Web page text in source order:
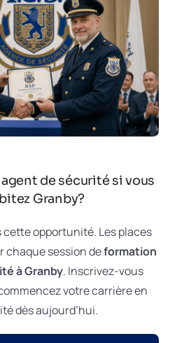
de sécurité si vous
Granby?
cette opportunité. Les places
chaque session deformation
à Granby. Inscrivez-vous
votre carrière en
dès aujourd’hui.